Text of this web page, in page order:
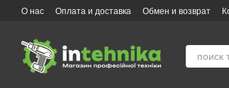
Перейти к основному контенту
О нас Оплата и доставка Обмен и возврат